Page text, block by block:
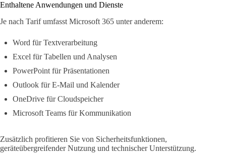
Enthaltene Anwendungen und Dienste
Je nach Tarif umfasst Microsoft 365 unter anderem:
Word für Textverarbeitung
Excel für Tabellen und Analysen
PowerPoint für Präsentationen
Outlook für E-Mail und Kalender
OneDrive für Cloudspeicher
Microsoft Teams für Kommunikation
Zusätzlich profitieren Sie von Sicherheitsfunktionen,
geräteübergreifender Nutzung und technischer Unterstützung.